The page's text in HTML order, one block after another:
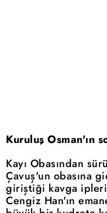
Kuruluş Osman'ın
Kayı Obasından
Çavuş'un obasına
giriştiği kavga
Cengiz Han'ın